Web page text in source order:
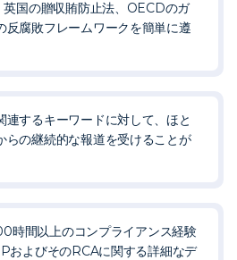
英国の贈収賄防止法、OECDのガ
反腐敗フレームワークを簡単に遵
連するキーワードに対して、ほと
らの継続的な報道を受けることが
時間以上のコンプライアンス経験
およびそのRCAに関する詳細なデ